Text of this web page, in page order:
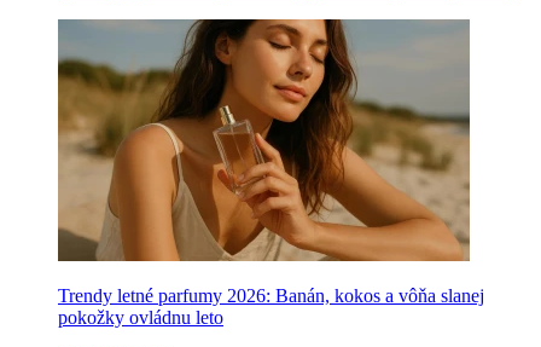
Trendy letné parfumy 2026: Banán, kokos a vôňa slanej
pokožky ovládnu leto